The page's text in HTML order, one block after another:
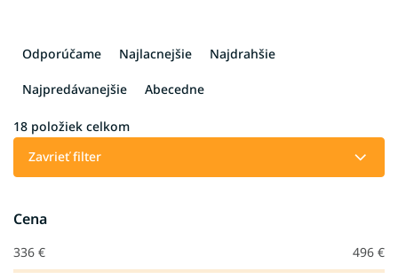
a
i
d
u
k
Odporúčame Najlacnejšie Najdrahšie
Najpredávanejšie Abecedne
18 položiek celkom
Zavrieť filter
Cena
336 € 496 €